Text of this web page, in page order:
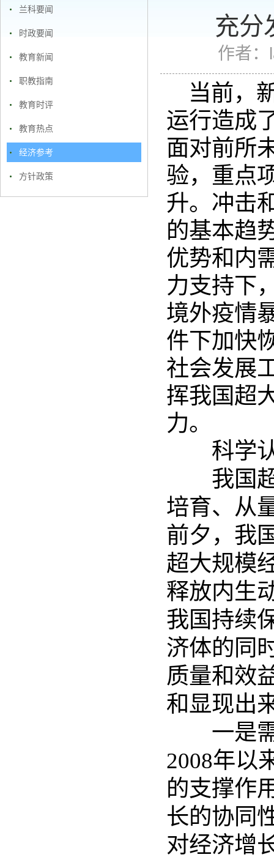
兰科要闻
时政要闻
教育新闻
职教指南
教育时评
教育热点
经济参考
方针政策
充分
作者：
当前，
运行造成
面对前所
验，重点
升。冲击
的基本趋
优势和内
力支持下
境外疫情
件下加快
社会发展
挥我国超
力。
科学
我国超
培育、从
前夕，我
超大规模
释放内生
我国持续
济体的同
质量和效
和显现出
一是需
2008年以
的支撑作
长的协同
对经济增